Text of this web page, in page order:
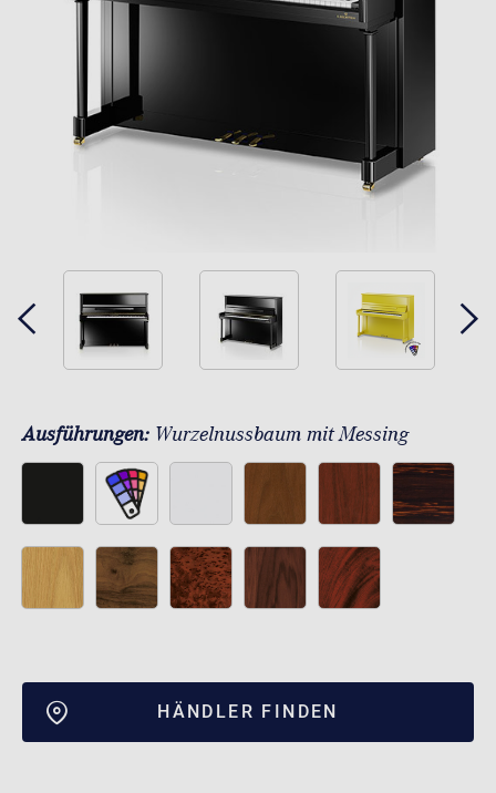
Ausführungen: Wurzelnussbaum mit Messing
HÄNDLER FINDEN